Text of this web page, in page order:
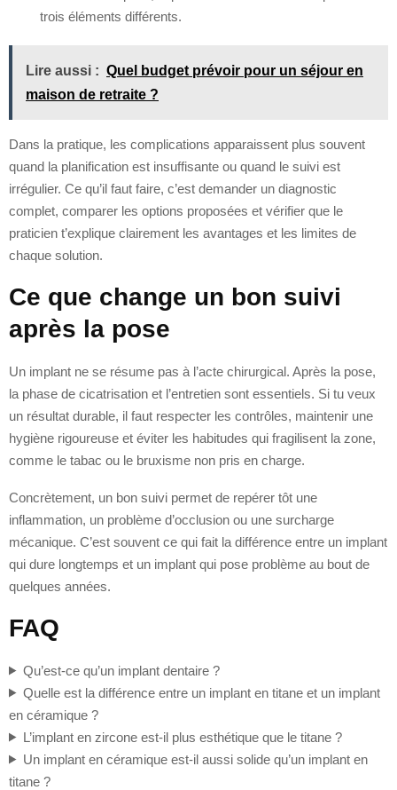
trois éléments différents.
Lire aussi : Quel budget prévoir pour un séjour en
maison de retraite ?
Dans la pratique, les complications apparaissent plus souvent
quand la planification est insuffisante ou quand le suivi est
irrégulier. Ce qu’il faut faire, c’est demander un diagnostic
complet, comparer les options proposées et vérifier que le
praticien t’explique clairement les avantages et les limites de
chaque solution.
Ce que change un bon suivi
après la pose
Un implant ne se résume pas à l’acte chirurgical. Après la pose,
la phase de cicatrisation et l’entretien sont essentiels. Si tu veux
un résultat durable, il faut respecter les contrôles, maintenir une
hygiène rigoureuse et éviter les habitudes qui fragilisent la zone,
comme le tabac ou le bruxisme non pris en charge.
Concrètement, un bon suivi permet de repérer tôt une
inflammation, un problème d’occlusion ou une surcharge
mécanique. C’est souvent ce qui fait la différence entre un implant
qui dure longtemps et un implant qui pose problème au bout de
quelques années.
FAQ
Qu’est-ce qu’un implant dentaire ?
Quelle est la différence entre un implant en titane et un implant
en céramique ?
L’implant en zircone est-il plus esthétique que le titane ?
Un implant en céramique est-il aussi solide qu’un implant en
titane ?